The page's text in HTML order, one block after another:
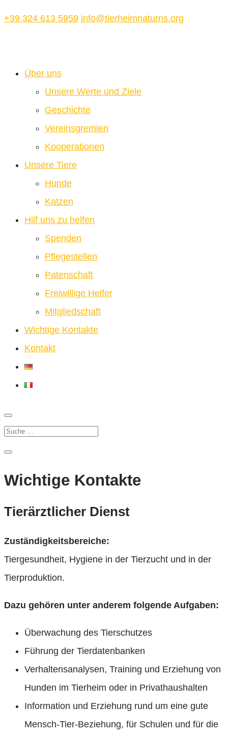
+39 324 613 5959 info@tierheimnaturns.org
Über uns
Unsere Werte und Ziele
Geschichte
Vereinsgremien
Kooperationen
Unsere Tiere
Hunde
Katzen
Hilf uns zu helfen
Spenden
Pflegestellen
Patenschaft
Freiwillige Helfer
Mitgliedschaft
Wichtige Kontakte
Kontakt
Wichtige Kontakte
Tierärztlicher Dienst
Zuständigkeitsbereiche:
Tiergesundheit, Hygiene in der Tierzucht und in der
Tierproduktion.
Dazu gehören unter anderem folgende Aufgaben:
Überwachung des Tierschutzes
Führung der Tierdatenbanken
Verhaltensanalysen, Training und Erziehung von
Hunden im Tierheim oder in Privathaushalten
Information und Erziehung rund um eine gute
Mensch-Tier-Beziehung, für Schulen und für die